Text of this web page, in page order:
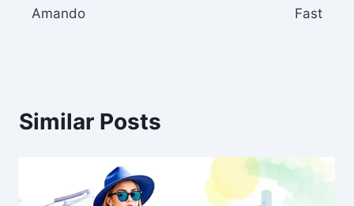
Amando
Fast
Similar Posts